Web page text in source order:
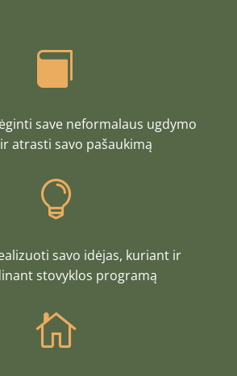

save neformalaus ugdymo
atrasti savo pašaukimą

savo idėjas, kuriant ir
stovyklos programą
